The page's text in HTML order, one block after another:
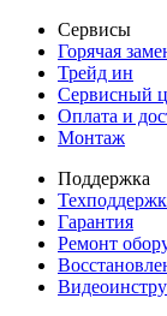
Сервисы
Горячая
Трейд ин
Сервисный
Оплата и
Монтаж
Поддержка
Гарантия
Ремонт